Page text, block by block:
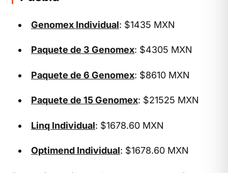
Genomex Individual: $1435 MXN
Paquete de 3 Genomex: $4305 MXN
Paquete de 6 Genomex: $8610 MXN
Paquete de 15 Genomex: $21525 MXN
Linq Individual: $1678.60 MXN
Optimend Individual: $1678.60 MXN